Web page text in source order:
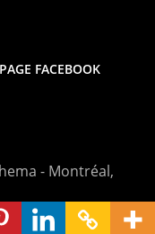
PAGE FACEBOOK
- Montréal,